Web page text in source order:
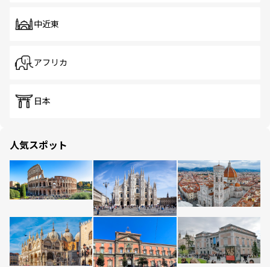
中近東
アフリカ
日本
人気スポット